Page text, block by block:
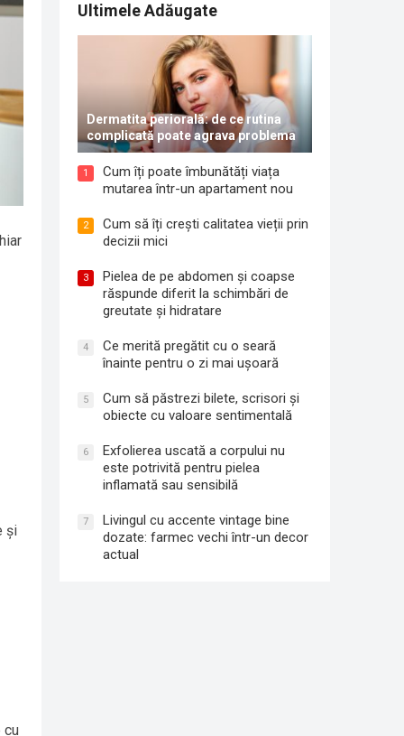
și
cu
Ultimele Adăugate
Dermatita periorală: de ce rutina
complicată poate agrava problema
1
Cum îți poate îmbunătăți viața
mutarea într-un apartament nou
2
Cum să îți crești calitatea vieții prin
decizii mici
3
Pielea de pe abdomen și coapse
răspunde diferit la schimbări de
greutate și hidratare
4
Ce merită pregătit cu o seară
înainte pentru o zi mai ușoară
5
Cum să păstrezi bilete, scrisori și
obiecte cu valoare sentimentală
6
Exfolierea uscată a corpului nu
este potrivită pentru pielea
inflamată sau sensibilă
7
Livingul cu accente vintage bine
dozate: farmec vechi într-un decor
actual